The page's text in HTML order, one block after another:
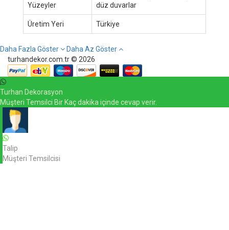
Yüzeyler
düz duvarlar
Üretim Yeri Türkiye
Daha Fazla Göster
Daha Az Göster
turhandekor.com.tr © 2026
Turhan Dekorasyon
Müşteri Temsilci Bir Kaç dakika içinde cevap verir.
Talip
Müşteri Temsilcisi